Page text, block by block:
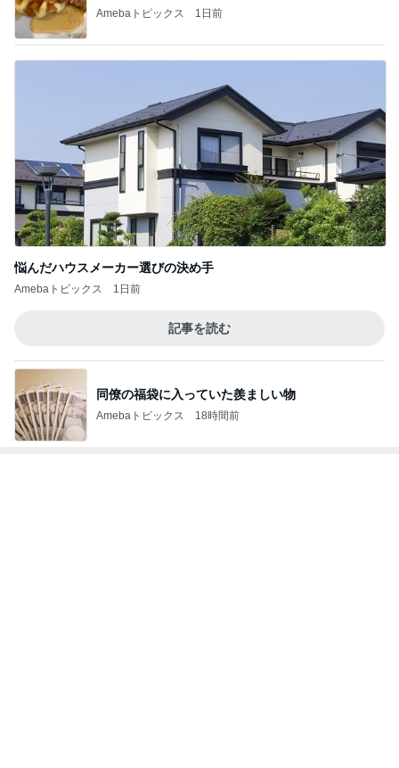
Amebaトピックス 1日前
悩んだハウスメーカー選びの決め手
Amebaトピックス 1日前
記事を読む
同僚の福袋に入っていた羨ましい物
Amebaトピックス 18時間前